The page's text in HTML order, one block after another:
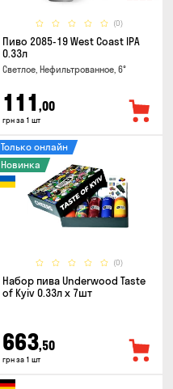
(0)
Пиво 2085-19 West Coast IPA
0.33л
Светлое, Нефильтрованное, 6°
111 ,00
грн за 1 шт
(0)
Только онлайн
Новинка
Набор пива Underwood Taste
of Kyiv 0.33л x 7шт
663,50
грн за 1 шт